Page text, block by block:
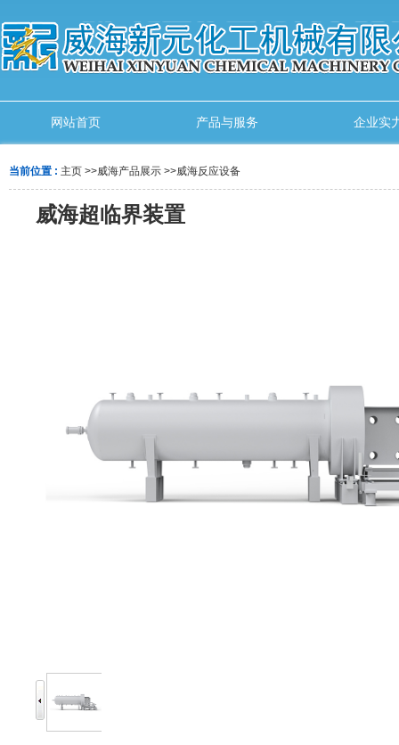
网站首页 产品与服务 企业实
当前位置 : 主页 >>威海产品展示 >>威海反应设备
威海超临界装置